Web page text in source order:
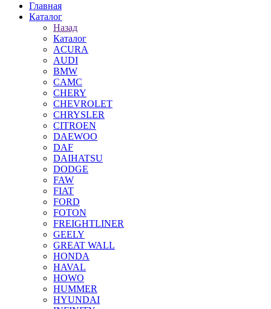
Главная
Каталог
Назад
Каталог
ACURA
AUDI
BMW
CAMC
CHERY
CHEVROLET
CHRYSLER
CITROEN
DAEWOO
DAF
DAIHATSU
DODGE
FAW
FIAT
FORD
FOTON
FREIGHTLINER
GEELY
GREAT WALL
HONDA
HAVAL
HOWO
HUMMER
HYUNDAI